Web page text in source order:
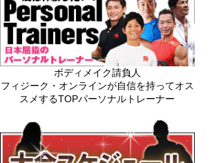
ボディメイク請負人
フィジーク・オンラインが自信を持ってオス
スメするTOPパーソナルトレーナー